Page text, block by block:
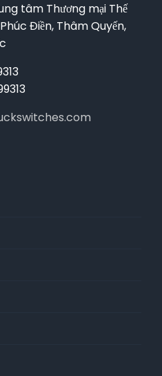
tâm Thương mại Thế
Điền, Thâm Quyến,